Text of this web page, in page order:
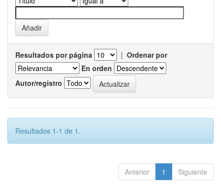
Resultados por página | Ordenar por
En orden
Autor/registro
Resultados 1-1 de 1.
Anterior 1 Siguiente